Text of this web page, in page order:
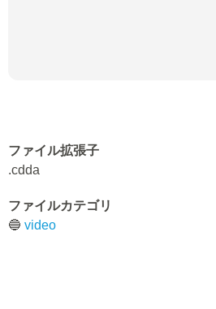
ファイル拡張子
.cdda
ファイルカテゴリ
🔵 video